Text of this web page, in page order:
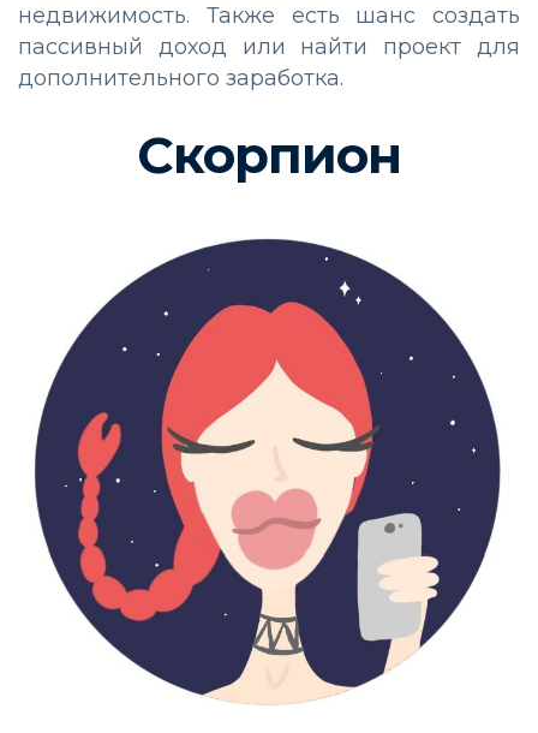
недвижимость. Также есть шанс создать
пассивный доход или найти проект для
дополнительного заработка.
Скорпион